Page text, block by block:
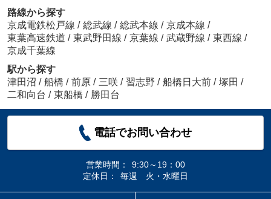
路線から探す
京成電鉄松戸線 / 総武線 / 総武本線 / 京成本線 /
東葉高速鉄道 / 東武野田線 / 京葉線 / 武蔵野線 / 東西線 /
京成千葉線
駅から探す
津田沼 / 船橋 / 前原 / 三咲 / 習志野 / 船橋日大前 / 塚田 /
二和向台 / 東船橋 / 勝田台
電話でお問い合わせ
営業時間：
9:30～19：00
定休日：
毎週 火・水曜日